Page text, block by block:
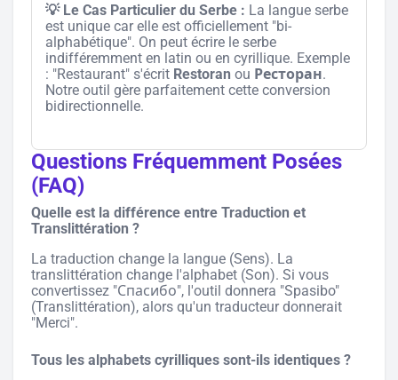
💡 Le Cas Particulier du Serbe : La langue serbe
est unique car elle est officiellement "bi-
alphabétique". On peut écrire le serbe
indifféremment en latin ou en cyrillique. Exemple
: "Restaurant" s'écrit Restoran ou Ресторан.
Notre outil gère parfaitement cette conversion
bidirectionnelle.
Questions Fréquemment Posées
(FAQ)
Quelle est la différence entre Traduction et
Translittération ?
La traduction change la langue (Sens). La
translittération change l'alphabet (Son). Si vous
convertissez "Спасибо", l'outil donnera "Spasibo"
(Translittération), alors qu'un traducteur donnerait
"Merci".
Tous les alphabets cyrilliques sont-ils identiques ?